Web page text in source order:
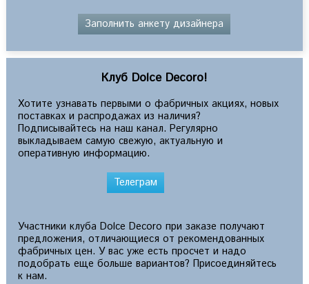
Заполнить анкету дизайнера
Клуб Dolce Decoro!
Хотите узнавать первыми о фабричных акциях, новых
поставках и распродажах из наличия?
Подписывайтесь на наш канал. Регулярно
выкладываем самую свежую, актуальную и
оперативную информацию.
Телеграм
Участники клуба Dolce Decoro при заказе получают
предложения, отличающиеся от рекомендованных
фабричных цен. У вас уже есть просчет и надо
подобрать еще больше вариантов? Присоединяйтесь
к нам.